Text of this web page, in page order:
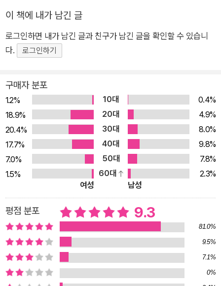
가될 때마다 그것을 기념하기 위한 앤솔러지 시집을 출간해왔다.
100호 시집 『길이 끝난 곳에서 길은 다시 시작되고』(김주연 엮
음, 1990)를 시작으로, 100번대 시집들의 서시序詩만을 묶은
『시야 너 아니냐』(성민엽 정과리 엮음, 1997), 200번대 시집들
음, 2005), 300번대 시집에서 ‘시인의 자화상’을 주제로 시인들
의 자선작을 모은 『내 생의 중력』(홍정선 강계숙 엮음, 2011)이
차례대로 출간되었다. 시인선이 시작된 지 12년 만에 100호가 출
간된 이래, 약 6~8년 주기의 속도로 100권씩 시집이 누적되어왔
다. 발문에서 평론가 조연정이 지적했듯, 지난 40년간 한국 사회
에서 문학의 위상이, 특히 시의 위상이 어떻게 축소되어왔는지를
생각해보면, 일정 기간 동안 큰 편차 없이 차곡차곡 시집을 출간
한 일은 그 자체로도 의미가 크다. 또한 올해 출간된 도서를 포함
한 시인선 전체 499권 중 약 88%에 해당하는 439권이 한 회 이
상 중쇄되었다는 사실은, 문학과지성 시인선이 자족적인 수준에
머무른 것이 아닌 독자와 세계를 향해 꾸준히 나아갔다는 증거라
고 읽힐 만하다. 시인과 독자가 함께 만든 500번째 책 “이번 시
집은 독자가 만든 시집이라 해도 과언이 아니다. [……] 사실 『내
가 그대를 불렀기 때문에』에 실린 130편의 시들은 그것을 아름답
이 책에 내가 남긴 글
로그인하면 내가 남긴 글과 친구가 남긴 글을 확인할 수 있습니
다.
로그인하기
구매자 분포
1.2% 10대
0.4%
18.9%
20대
4.9%
20.4%
30대
8.0%
17.7%
40대
9.8%
7.0%
50대
7.8%
1.5%
60대
2.3%
여성
남성
평점 분포 9.3
81.0%
9.5%
7.1%
0%